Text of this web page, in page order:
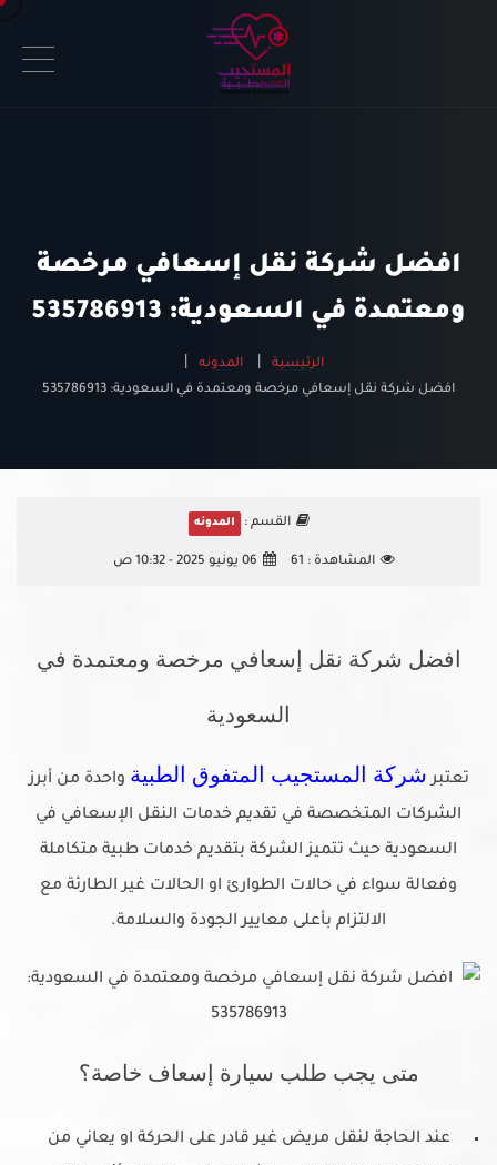
افضل شركة نقل إسعافي مرخصة
ومعتمدة في السعودية: 535786913
الرئيسية
المدونه
افضل شركة نقل إسعافي مرخصة ومعتمدة في السعودية: 535786913
القسم : المدونه
المشاهدة : 61 06 يونيو 2025 - 10:32 ص
افضل شركة نقل إسعافي مرخصة ومعتمدة في
السعودية
تعتبرشركة المستجيب المتفوق الطبية واحدة من أبرز
الشركات المتخصصة في تقديم خدمات النقل الإسعافي في
السعودية حيث تتميز الشركة بتقديم خدمات طبية متكاملة
وفعالة سواء في حالات الطوارئ او الحالات غير الطارئة مع
الالتزام بأعلى معايير الجودة والسلامة.
متى يجب طلب سيارة إسعاف خاصة؟
عند الحاجة لنقل مريض غير قادر على الحركة او يعاني من